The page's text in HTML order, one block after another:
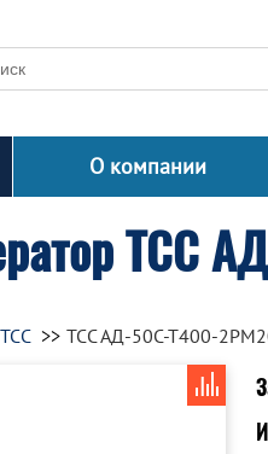
О компании
ТСС
ТСС АД-50С-Т400-